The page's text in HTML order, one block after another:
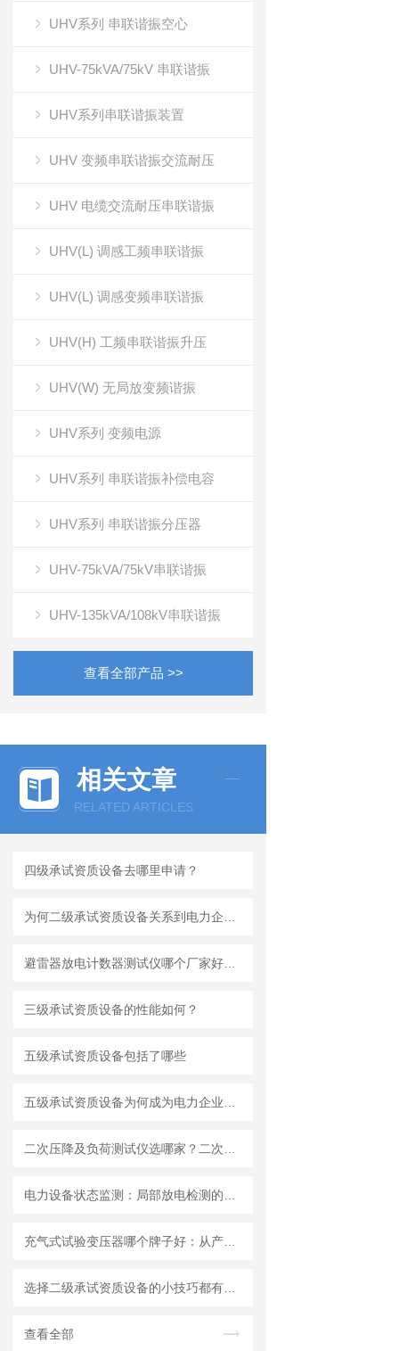
UHV系列 串联谐振空心
UHV-75kVA/75kV 串联谐振
UHV系列串联谐振装置
UHV 变频串联谐振交流耐压
UHV 电缆交流耐压串联谐振
UHV(L) 调感工频串联谐振
UHV(L) 调感变频串联谐振
UHV(H) 工频串联谐振升压
UHV(W) 无局放变频谐振
UHV系列 变频电源
UHV系列 串联谐振补偿电容
UHV系列 串联谐振分压器
UHV-75kVA/75kV串联谐振
UHV-135kVA/108kV串联谐振
查看全部产品 >>
相关文章
RELATED ARTICLES
四级承试资质设备去哪里申请？
三级承试资质设备的性能如何？
五级承试资质设备包括了哪些
查看全部